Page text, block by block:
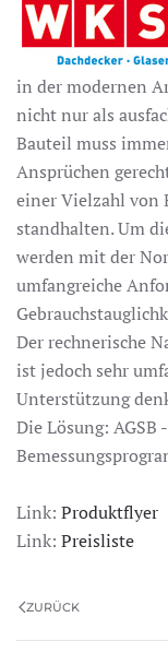
in der modernen
nicht nur als
Bauteil muss
Ansprüchen
einer Vielzahl von
standhalten. Um
werden mit der
umfangreiche
Der rechnerische
ist jedoch sehr
Unterstützung
Die Lösung:
Link: Produktflyer
Link: Preisliste
ZURÜCK